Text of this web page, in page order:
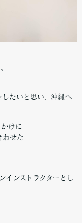
たいと思い、沖縄へ
けに
わせた
ンストラクターとし